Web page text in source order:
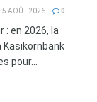
5 AOÛT 2026 0
: en 2026, la
Kasikornbank
pour...